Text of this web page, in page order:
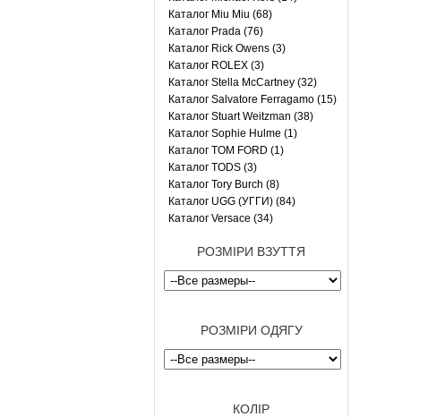
Каталог Miu Miu (68)
Каталог Prada (76)
Каталог Rick Owens (3)
Каталог ROLEX (3)
Каталог Stella McCartney (32)
Каталог Salvatore Ferragamo (15)
Каталог Stuart Weitzman (38)
Каталог Sophie Hulme (1)
Каталог TOM FORD (1)
Каталог TODS (3)
Каталог Tory Burch (8)
Каталог UGG (УГГИ) (84)
Каталог Versace (34)
РОЗМІРИ ВЗУТТЯ
РОЗМІРИ ОДЯГУ
КОЛІР